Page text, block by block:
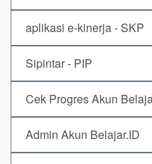
aplikasi e-kinerja - SKP
Sipintar - PIP
Cek Progres Akun
Admin Akun Belajar.ID